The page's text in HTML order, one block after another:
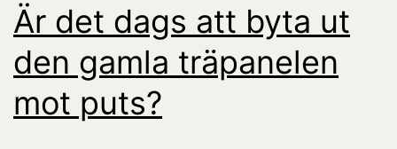
Är det dags att byta ut
den gamla träpanelen
mot puts?